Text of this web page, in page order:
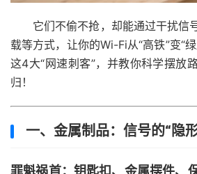
它们不偷不抢，却能通过干扰信
载等方式，让你的Wi-Fi从“高铁”变“
这4大“网速刺客”，并教你科学摆放
归！
一、金属制品：信号的“隐
罪魁祸首：钥匙扣、金属摆件、